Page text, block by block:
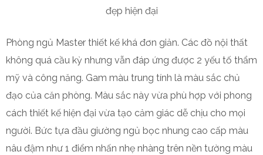
đẹp hiện đại
Phòng ngủ Master thiết kế khá đơn giản. Các đồ nội thất
không quá cầu kỳ nhưng vẫn đáp ứng được 2 yếu tố thẩm
mỹ và công năng. Gam màu trung tính là màu sắc chủ
đạo của căn phòng. Màu sắc này vừa phù hợp với phong
cách thiết kế hiện đại vừa tạo cảm giác dễ chịu cho mọi
người. Bức tựa đầu giường ngủ bọc nhung cao cấp màu
nâu đậm như 1 điểm nhấn nhẹ nhàng trên nền tường màu